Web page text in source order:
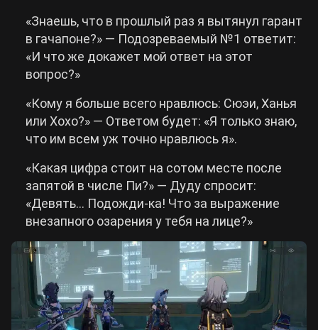
«Знаешь, что в прошлый раз я вытянул гарант
в гачапоне?» — Подозреваемый №1 ответит:
«И что же докажет мой ответ на этот
вопрос?»
«Кому я больше всего нравлюсь: Сюэи, Ханья
или Хохо?» — Ответом будет: «Я только знаю,
что им всем уж точно нравлюсь я».
«Какая цифра стоит на сотом месте после
запятой в числе Пи?» — Дуду спросит:
«Девять… Подожди-ка! Что за выражение
внезапного озарения у тебя на лице?»